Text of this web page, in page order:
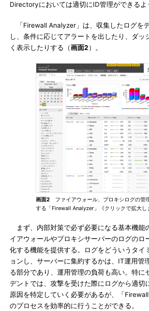
Directoryにおいては適切にID管理ができるよ
「Firewall Analyzer」は、収集したログを
し、条件に応じてアラートを出したり、ダッ
く表示したりする（画面2）。
画面2 ファイアウォール、プロキシログの管
する「Firewall Analyzer」《クリックで拡大し
まず、内部対策で必ず必要になる基本機能
イアウォールやプロキシサーバーのログのロ
化する機能を提供する。ログをどういうタイ
ョンし、サーバーに集約するかは、IT運用管
る部分であり、運用管理の負荷も高い。特に
デントでは、攻撃を受けた際にログから適切
原因を特定していく必要があるが、「
のプロセスを効率的に行うことができる。